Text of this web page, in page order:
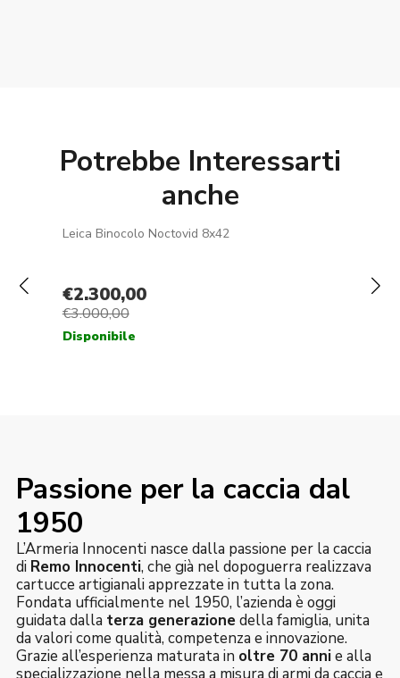
Potrebbe Interessarti
anche
Passione per la caccia dal
1950
L’Armeria Innocenti nasce dalla passione per la caccia
di Remo Innocenti, che già nel dopoguerra realizzava
cartucce artigianali apprezzate in tutta la zona.
Fondata ufficialmente nel 1950, l’azienda è oggi
guidata dalla terza generazionedella famiglia, unita
da valori come qualità, competenza e innovazione.
Grazie all’esperienza maturata in oltre 70 annie alla